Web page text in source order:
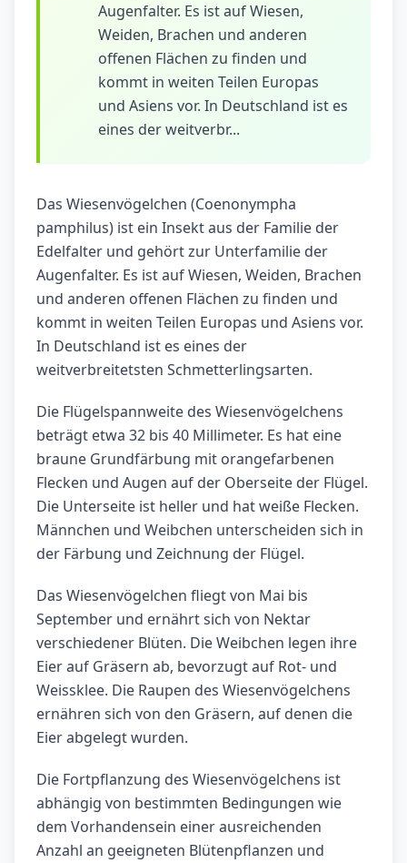
Augenfalter. Es ist auf Wiesen,
Weiden, Brachen und anderen
offenen Flächen zu finden und
kommt in weiten Teilen Europas
und Asiens vor. In Deutschland ist es
eines der weitverbr...
Das Wiesenvögelchen (Coenonympha
pamphilus) ist ein Insekt aus der Familie der
Edelfalter und gehört zur Unterfamilie der
Augenfalter. Es ist auf Wiesen, Weiden, Brachen
und anderen offenen Flächen zu finden und
kommt in weiten Teilen Europas und Asiens vor.
In Deutschland ist es eines der
weitverbreitetsten Schmetterlingsarten.
Die Flügelspannweite des Wiesenvögelchens
beträgt etwa 32 bis 40 Millimeter. Es hat eine
braune Grundfärbung mit orangefarbenen
Flecken und Augen auf der Oberseite der Flügel.
Die Unterseite ist heller und hat weiße Flecken.
Männchen und Weibchen unterscheiden sich in
der Färbung und Zeichnung der Flügel.
Das Wiesenvögelchen fliegt von Mai bis
September und ernährt sich von Nektar
verschiedener Blüten. Die Weibchen legen ihre
Eier auf Gräsern ab, bevorzugt auf Rot- und
Weissklee. Die Raupen des Wiesenvögelchens
ernähren sich von den Gräsern, auf denen die
Eier abgelegt wurden.
Die Fortpflanzung des Wiesenvögelchens ist
abhängig von bestimmten Bedingungen wie
dem Vorhandensein einer ausreichenden
Anzahl an geeigneten Blütenpflanzen und